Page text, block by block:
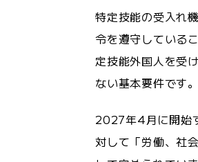
特定技能の受入れ
令を遵守している
定技能外国人を受
ない基本要件です。
2027年4月に開始
対して「労働、社